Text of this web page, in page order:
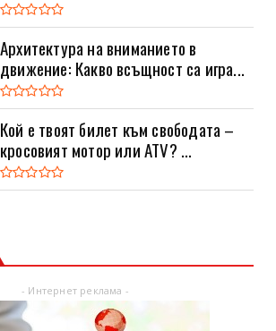
Архитектура на вниманието в
движение: Какво всъщност са игра...
Кой е твоят билет към свободата –
кросовият мотор или ATV? ...
- Интернет реклама -